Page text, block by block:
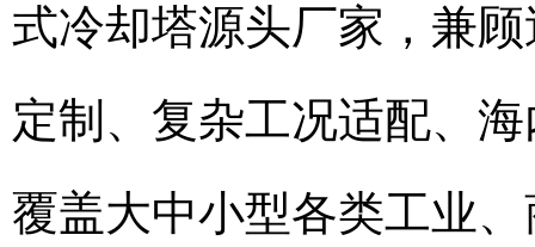
式冷却塔源头厂家，兼
定制、复杂工况适配、
覆盖大中小型各类工业